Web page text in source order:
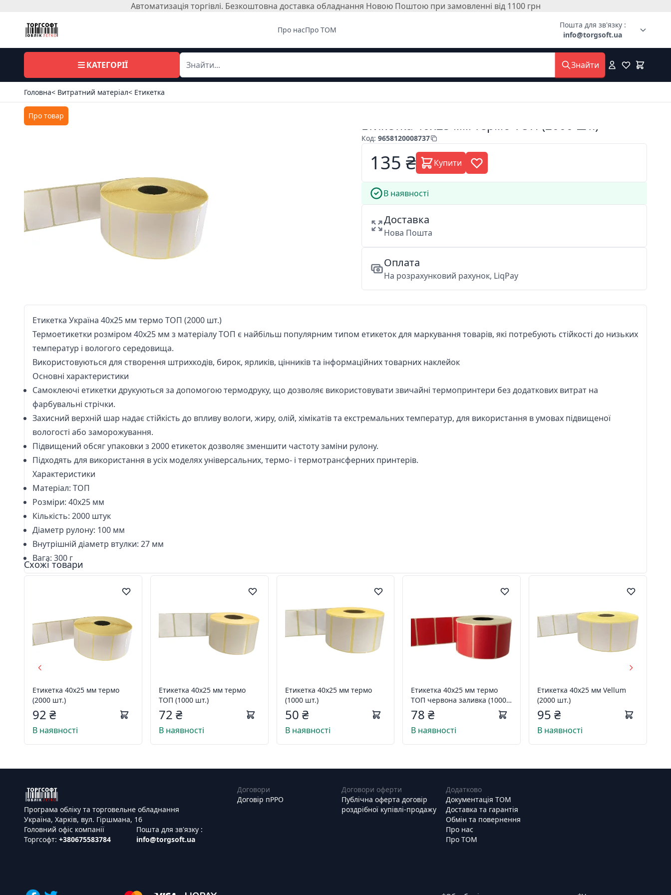
Автоматизація торгівлі. Безкоштовна доставка обладнання Новою Поштою при замовленні від 1100 грн
Про насПро ТОМ
Пошта для зв'язку :
info@torgsoft.ua
КАТЕГОРІЇ Знайти
Головна< Витратний матеріал< Етикетка
Про товар
Етикетка 40х25 мм термо ТОП (2000 шт.)
Код:9658120008737
135 ₴ Купити
В наявності
Доставка
Нова Пошта
Оплата
На розрахунковий рахунок, LiqPay
Етикетка Україна 40х25 мм термо ТОП (2000 шт.)
Термоетикетки розміром 40х25 мм з матеріалу ТОП є найбільш популярним типом етикеток для маркування товарів, які потребують стійкості до низьких
температур і вологого середовища.
Використовуються для створення штрихкодів, бирок, ярликів, цінників та інформаційних товарних наклейок
Основні характеристики
Самоклеючі етикетки друкуються за допомогою термодруку, що дозволяє використовувати звичайні термопринтери без додаткових витрат на
фарбувальні стрічки.
Захисний верхній шар надає стійкість до впливу вологи, жиру, олій, хімікатів та екстремальних температур, для використання в умовах підвищеної
вологості або заморожування.
Підвищений обсяг упаковки з 2000 етикеток дозволяє зменшити частоту заміни рулону.
Підходять для використання в усіх моделяхуніверсальних, термо- і термотрансферних принтерів.
Характеристики
Матеріал: ТОП
Розміри: 40х25 мм
Кількість: 2000 штук
Діаметр рулону: 100 мм
Внутрішній діаметр втулки: 27 мм
Вага: 300 г
Схожі товари
Етикетка 40х25 мм термо
(2000 шт.)
92 ₴
В наявності
Етикетка 40х25 мм термо
ТОП (1000 шт.)
72 ₴
В наявності
Етикетка 40х25 мм термо
(1000 шт.)
50 ₴
В наявності
Етикетка 40х25 мм термо
ТОП червона заливка (1000
шт.)
78 ₴
В наявності
Етикетка 40х25 мм Vellum
(2000 шт.)
95 ₴
В наявності
Програма обліку та торговельне обладнання
Україна, Харків, вул. Гіршмана, 16
Головний офіс компанії
Торгсофт: +380675583784
Пошта для зв'язку :
info@torgsoft.ua
Договори
Договір пРРО
Договори оферти
Публічна оферта договір
роздрібної купівлі-продажу
Додатково
Документація ТОМ
Доставка та гарантія
Обмін та повернення
Про нас
Про ТОМ